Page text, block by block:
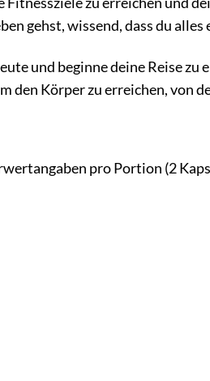
gehst, wissend, dass du
und beginne deine Reise zu
den Körper zu erreichen, von
pro Portion (2